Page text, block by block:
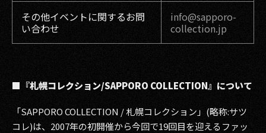
その他イベントに関するお問
い合わせ
info@sapporo-
collection.jp
■『札幌コレクション/SAPPORO COLLECTION』について
「SAPPORO COLLECTION / 札幌コレクション」(略称:サツ
コレ)は、2007年の初開催から今回で19回目を迎えるファッ